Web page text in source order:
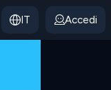
IT Accedi